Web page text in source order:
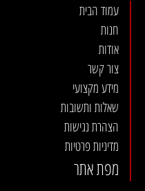
עמוד הבית
חנות
אודות
צור קשר
מידע מקצועי
שאלות ותשובות
הצהרת נגישות
מדיניות פרטיות
מפת אתר